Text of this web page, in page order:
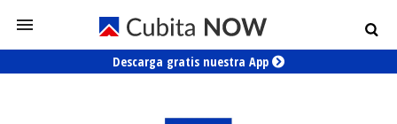
Descarga gratis nuestra App